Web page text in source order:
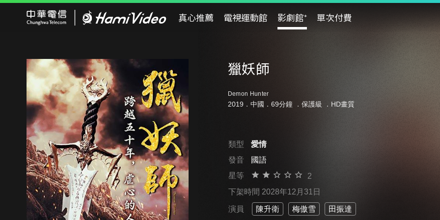
真心推薦 電視運動館 影劇館⁺ 單次付費
獵妖師
Demon Hunter
2019．中國．69分鐘 ． 保護級 ．HD畫質
類型
愛情
發音
國語
星等
2
下架時間 2028年12月31日
演員 陳升衛 梅傲雪 田振達